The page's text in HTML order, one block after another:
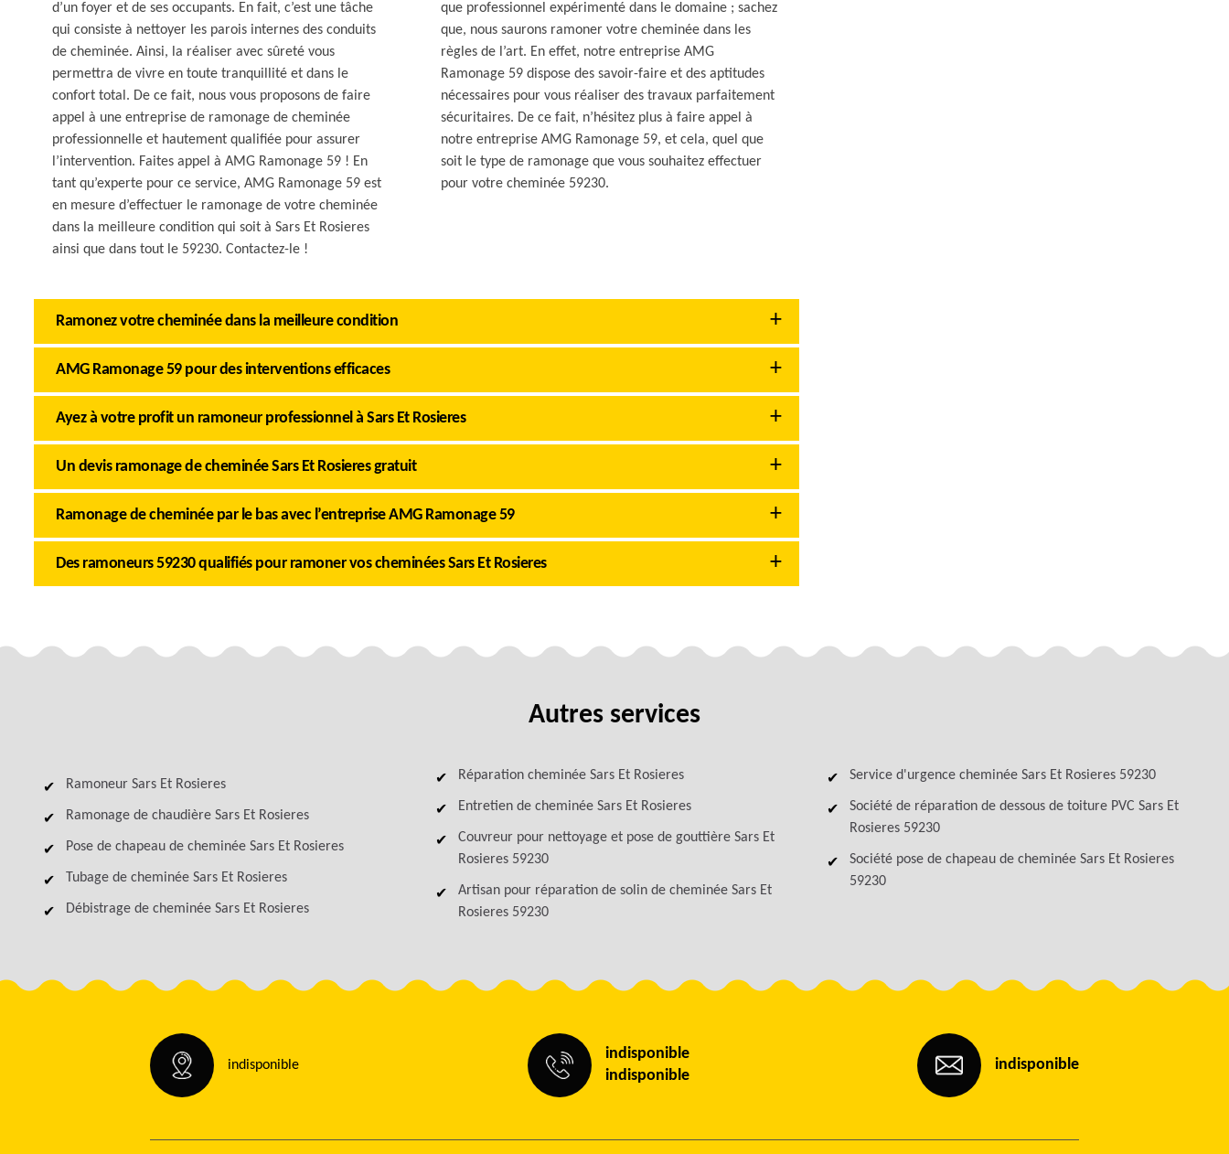
d’un foyer et de ses occupants. En fait, c’est une tâche
qui consiste à nettoyer les parois internes des conduits
de cheminée. Ainsi, la réaliser avec sûreté vous
permettra de vivre en toute tranquillité et dans le
confort total. De ce fait, nous vous proposons de faire
appel à une entreprise de ramonage de cheminée
professionnelle et hautement qualifiée pour assurer
l’intervention. Faites appel à AMG Ramonage 59 ! En
tant qu’experte pour ce service, AMG Ramonage 59 est
en mesure d’effectuer le ramonage de votre cheminée
dans la meilleure condition qui soit à Sars Et Rosieres
ainsi que dans tout le 59230. Contactez-le !
que professionnel expérimenté dans le domaine ; sachez
que, nous saurons ramoner votre cheminée dans les
règles de l’art. En effet, notre entreprise AMG
Ramonage 59 dispose des savoir-faire et des aptitudes
nécessaires pour vous réaliser des travaux parfaitement
sécuritaires. De ce fait, n’hésitez plus à faire appel à
notre entreprise AMG Ramonage 59, et cela, quel que
soit le type de ramonage que vous souhaitez effectuer
pour votre cheminée 59230.
Ramonez votre cheminée dans la meilleure condition
AMG Ramonage 59 pour des interventions efficaces
Ayez à votre profit un ramoneur professionnel à Sars Et Rosieres
Un devis ramonage de cheminée Sars Et Rosieres gratuit
Ramonage de cheminée par le bas avec l’entreprise AMG Ramonage 59
Des ramoneurs 59230 qualifiés pour ramoner vos cheminées Sars Et Rosieres
Autres services
Ramoneur Sars Et Rosieres
Ramonage de chaudière Sars Et Rosieres
Pose de chapeau de cheminée Sars Et Rosieres
Tubage de cheminée Sars Et Rosieres
Débistrage de cheminée Sars Et Rosieres
Réparation cheminée Sars Et Rosieres
Entretien de cheminée Sars Et Rosieres
Couvreur pour nettoyage et pose de gouttière Sars Et
Rosieres 59230
Artisan pour réparation de solin de cheminée Sars Et
Rosieres 59230
Service d'urgence cheminée Sars Et Rosieres 59230
Société de réparation de dessous de toiture PVC Sars Et
Rosieres 59230
Société pose de chapeau de cheminée Sars Et Rosieres
59230
indisponible
indisponible
indisponible
indisponible